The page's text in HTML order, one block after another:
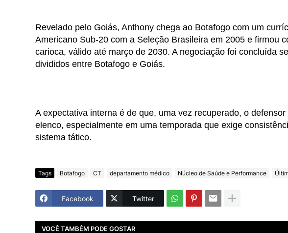
Revelado pelo Goiás, Anthony chega ao Botafogo com um
Americano Sub-20 com a Seleção Brasileira em 2005 e firmou
carioca, válido até março de 2030. A negociação foi concluída
divididos entre Botafogo e Goiás.
A expectativa interna é de que, uma vez recuperado, o
elenco, especialmente em uma temporada que exige
sistema tático.
Tags Botafogo CT departamento médico Núcleo de Saúde e Performance
Facebook Twitter
VOCÊ TAMBÉM PODE GOSTAR